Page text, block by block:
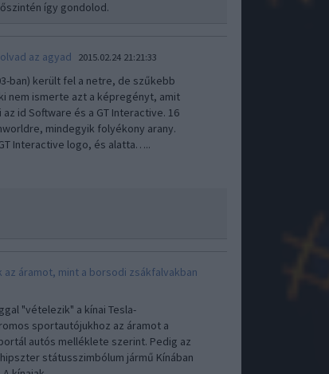
így gondolod.
az agyad 2015.02.24 21:21:33
ban) került fel a netre, de szűkebb
nem ismerte azt a képregényt, amit
id Software és a GT Interactive. 16
mindegyik folyékony arany.
Interactive logo, és alatta…..
az áramot, mint a borsodi zsákfalvakban
"vételezik" a kínai Tesla-
sportautójukhoz az áramot a
autós melléklete szerint. Pedig az
státusszimbólum jármű Kínában